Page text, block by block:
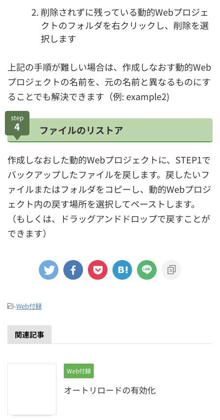
削除されずに残っている動的Webプロジェ
クトのフォルダを右クリックし、削除を選
択します
上記の手順が難しい場合は、作成しなおす動的Web
プロジェクトの名前を、元の名前と異なるものにす
ることでも解決できます（例: example2)
step
4 ファイルのリストア
作成しなおした動的Webプロジェクトに、STEP1で
バックアップしたファイルを戻します。戻したいフ
ァイルまたはフォルダをコピーし、動的Webプロジ
ェクト内の戻す場所を選択してペーストします。
（もしくは、ドラッグアンドドロップで戻すことが
できます）
-Web付録
関連記事
Web付録
オートリロードの有効化